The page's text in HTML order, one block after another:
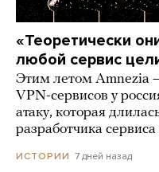
«Теоретически
любой сервис
Этим летом Amnezia
VPN-сервисов у
атаку, которая
разработчика сервиса
ИСТОРИИ 7 дней назад